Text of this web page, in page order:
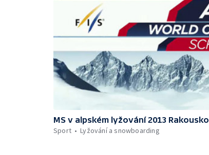
MS v alpském lyžování 2013 Rakousko
Sport
Lyžování a snowboarding